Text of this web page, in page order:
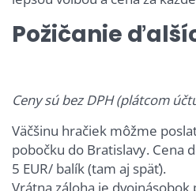
Požičanie
Ceny sú bez DPH (plátcom
Väčšinu hračiek môžme
pobočku do Bratislavy. Cena
5 EUR/ balík (tam aj späť).